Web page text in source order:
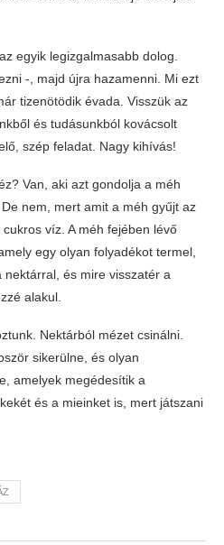
egyik legizgalmasabb dolog.
-, majd újra hazamenni. Mi ezt
tizenötödik évada. Visszük az
és tudásunkból kovácsolt
szép feladat. Nagy kihívás!
Van, aki azt gondolja a méh
nem, mert amit a méh gyűjt az
víz. A méh fejében lévő
egy olyan folyadékot termel,
és mire visszatér a
alakul.
Nektárból mézet csinálni.
sikerülne, és olyan
amelyek megédesítik a
és a mieinket is, mert játszani